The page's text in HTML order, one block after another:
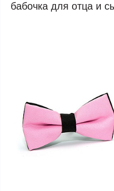
бабочка для отца и